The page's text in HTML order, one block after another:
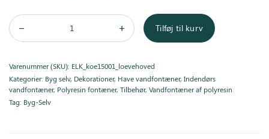
Tilføj til kurv
Varenummer (SKU): ELK_koe15001_loevehoved
Kategorier: Byg selv, Dekorationer, Have vandfontæner, Indendørs
vandfontæner, Polyresin fontæner, Tilbehør, Vandfontæner af polyresin
Tag: Byg-Selv